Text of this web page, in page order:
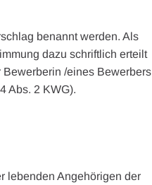
benannt werden. Als
dazu schriftlich erteilt
/eines Bewerbers
Abs. 2 KWG).
lebenden Angehörigen der